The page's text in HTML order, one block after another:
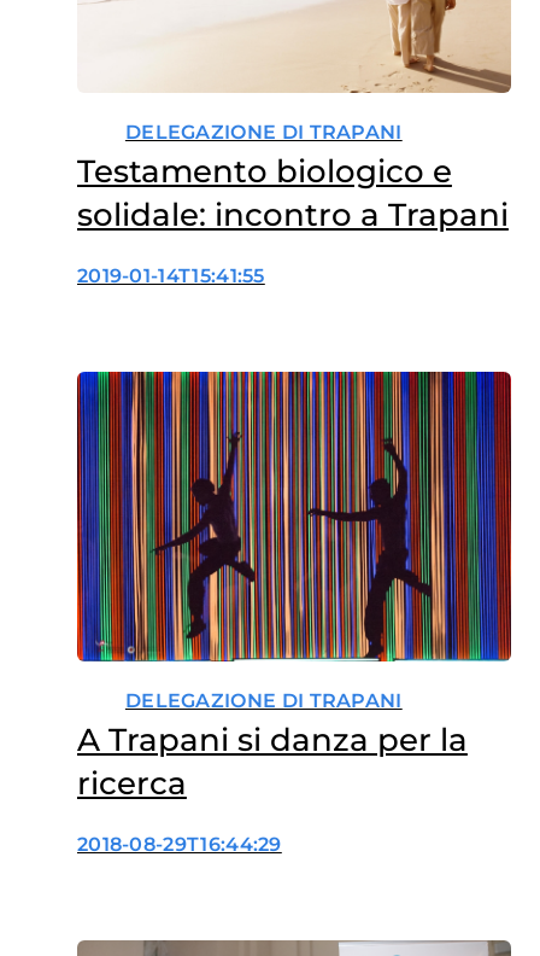
DELEGAZIONE DI TRAPANI
Testamento biologico e
solidale: incontro a Trapani
2019-01-14T15:41:55
DELEGAZIONE DI TRAPANI
A Trapani si danza per la
ricerca
2018-08-29T16:44:29